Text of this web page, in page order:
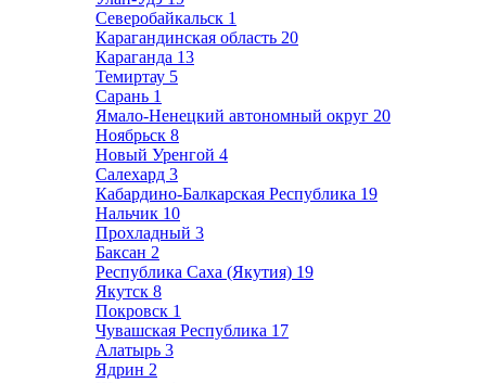
Северобайкальск 1
Карагандинская область 20
Караганда 13
Темиртау 5
Сарань 1
Ямало-Ненецкий автономный округ 20
Ноябрьск 8
Новый Уренгой 4
Салехард 3
Кабардино-Балкарская Республика 19
Нальчик 10
Прохладный 3
Баксан 2
Республика Саха (Якутия) 19
Якутск 8
Покровск 1
Чувашская Республика 17
Алатырь 3
Ядрин 2